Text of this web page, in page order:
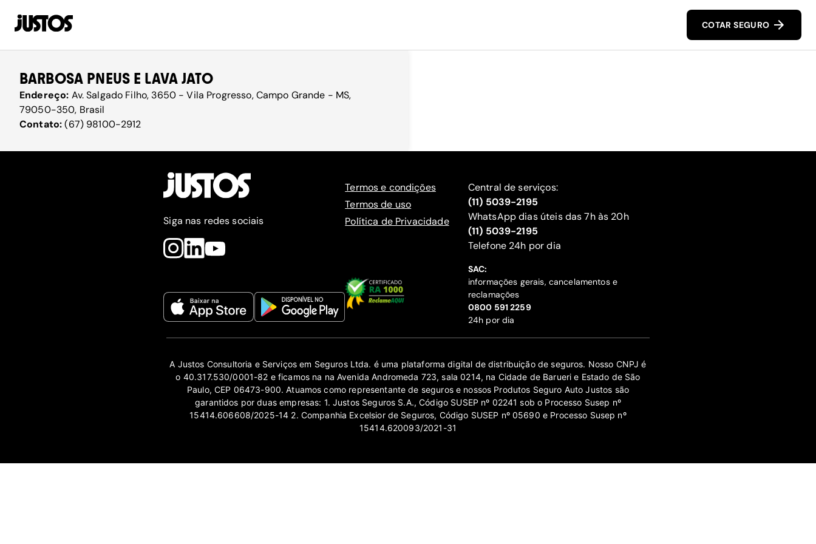
COTAR SEGURO
BARBOSA PNEUS E LAVA JATO
Endereço: Av. Salgado Filho, 3650 - Vila Progresso, Campo Grande - MS,
79050-350, Brasil
Contato:(67) 98100-2912
Siga nas redes sociais
Termos e condições
Termos de uso
Política de Privacidade
Central de serviços:
(11) 5039-2195
WhatsApp dias úteis das 7h às 20h
(11) 5039-2195
‍Telefone 24h por dia
SAC:
informações gerais, cancelamentos e
reclamações
‍0800 591 2259
24h por dia
A Justos Consultoria e Serviços em Seguros Ltda. é uma plataforma digital de distribuição de seguros. Nosso CNPJ é
o 40.317.530/0001-82 e ficamos na na Avenida Andromeda 723, sala 0214, na Cidade de Barueri e Estado de São
Paulo, CEP 06473-900. Atuamos como representante de seguros e nossos Produtos Seguro Auto Justos são
garantidos por duas empresas: 1. Justos Seguros S.A., Código SUSEP nº 02241 sob o Processo Susep nº
15414.606608/2025-14 2. Companhia Excelsior de Seguros, Código SUSEP nº 05690 e Processo Susep nº
15414.620093/2021-31